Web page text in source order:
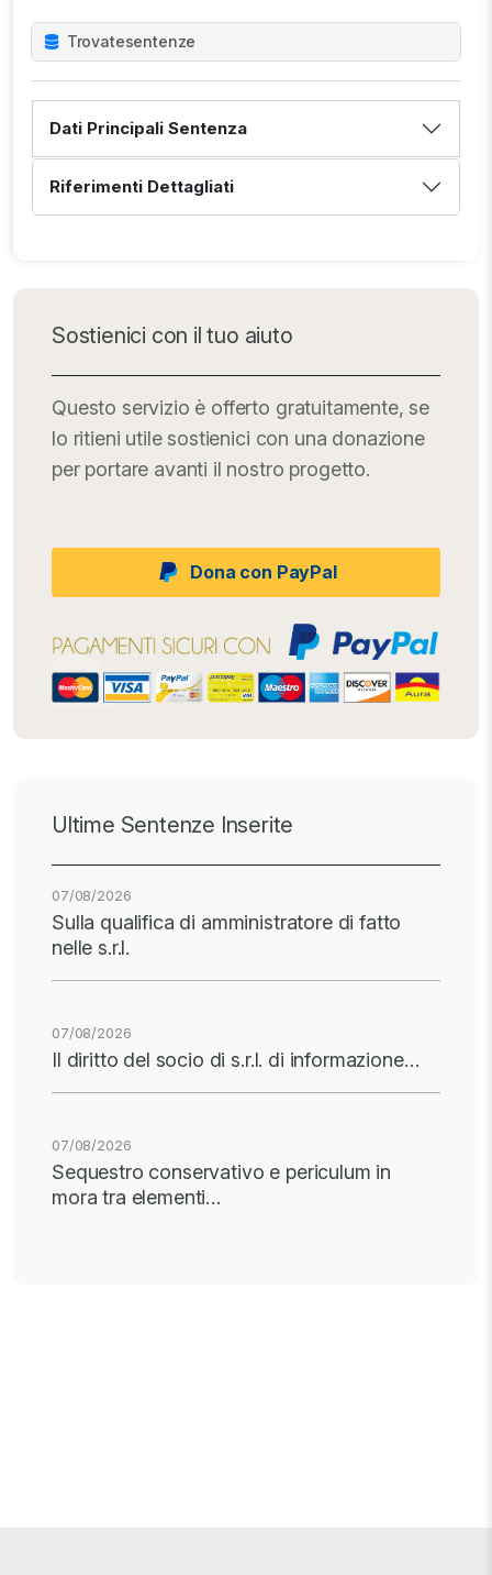
Trovatesentenze
Dati Principali Sentenza
Riferimenti Dettagliati
Sostienici con il tuo aiuto
Questo servizio è offerto gratuitamente, se
lo ritieni utile sostienici con una donazione
per portare avanti il nostro progetto.
Dona con PayPal
Ultime Sentenze Inserite
07/08/2026
Sulla qualifica di amministratore di fatto
nelle s.r.l.
07/08/2026
Il diritto del socio di s.r.l. di informazione…
07/08/2026
Sequestro conservativo e periculum in
mora tra elementi…